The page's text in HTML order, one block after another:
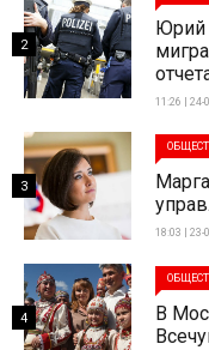
Юрий
11:26 | 24-
2
18:03 | 23-
3
В
4